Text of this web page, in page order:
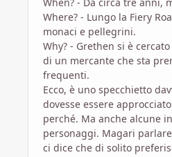
Where? - Lungo la Fiery
monaci e pellegrini.
Why? - Grethen si è
di un mercante che sta
frequenti.
Ecco, è uno specchietto
dovesse essere
perché. Ma anche alcune
personaggi. Magari
ci dice che di solito